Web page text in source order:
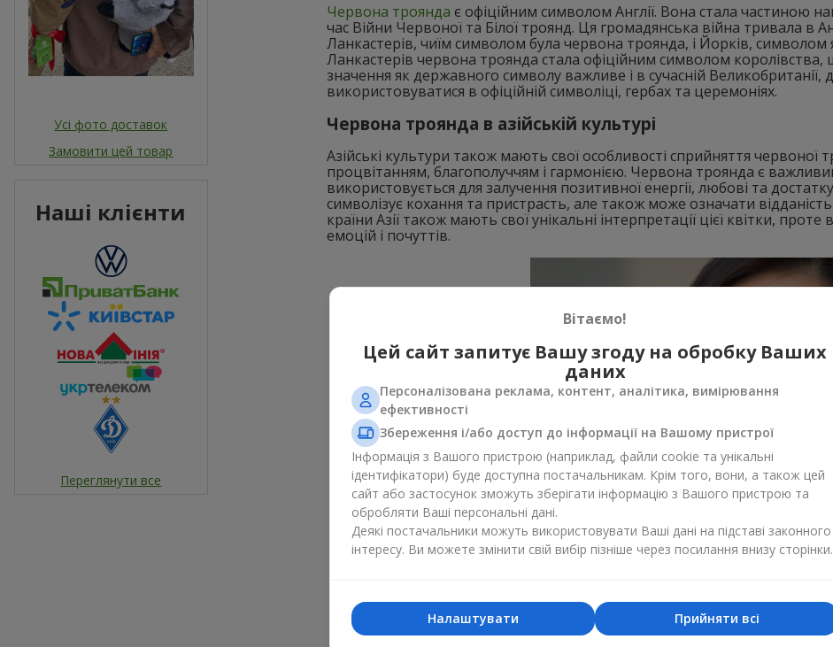
Червона троянда є офіційним символом Англії. Вона стала частиною
час Війни Червоної та Білої троянд. Ця громадянська війна тривала в
Ланкастерів, чиїм символом була червона троянда, і Йорків, символом
Ланкастерів червона троянда стала офіційним символом королівства,
значення як державного символу важливе і в сучасній
використовуватися в офіційній символіці, гербах та церемоніях.
Червона троянда в азійській культурі
Азійські культури також мають свої особливості сприйняття червоної
процвітанням, благополуччям і гармонією. Червона троянда є
використовується для залучення позитивної енергії, любові та
символізує кохання та пристрасть, але також може означати
країни Азії також мають свої унікальні інтерпретації цієї квітки,
емоцій і почуттів.
Усі фото доставок
Замовити цей товар
Наші клієнти
Переглянути все
Вітаємо!
Цей сайт запитує Вашу згоду на обробку Ваших
даних
Персоналізована реклама, контент, аналітика, вимірювання
ефективності
Збереження і/або доступ до інформації на Вашому пристрої
Інформація з Вашого пристрою (наприклад, файли cookie та унікальні
ідентифікатори) буде доступна постачальникам. Крім того, вони, а також цей
сайт або застосунок зможуть зберігати інформацію з Вашого пристрою та
обробляти Ваші персональні дані.
Деякі постачальники можуть використовувати Ваші дані на підставі законного
інтересу. Ви можете змінити свій вибір пізніше через посилання внизу сторінки.
Прийняти всі
Налаштувати